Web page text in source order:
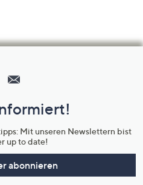
Mit unseren Newslettern bist
up to date!
abonnieren